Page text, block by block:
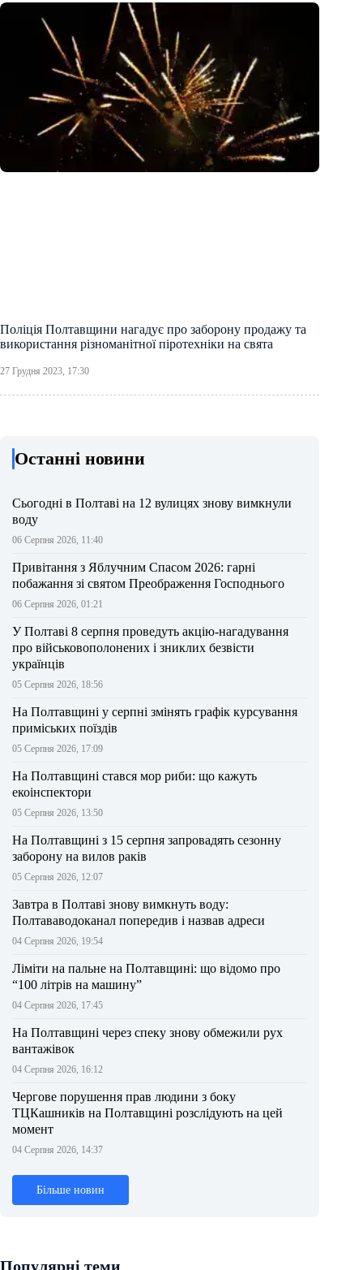
Поліція Полтавщини нагадує про заборону продажу та
використання різноманітної піротехніки на свята
27 Грудня 2023, 17:30
Останні новини
Сьогодні в Полтаві на 12 вулицях знову вимкнули
воду
06 Серпня 2026, 11:40
Привітання з Яблучним Спасом 2026: гарні
побажання зі святом Преображення Господнього
06 Серпня 2026, 01:21
У Полтаві 8 серпня проведуть акцію-нагадування
про військовополонених і зниклих безвісти
українців
05 Серпня 2026, 18:56
На Полтавщині у серпні змінять графік курсування
приміських поїздів
05 Серпня 2026, 17:09
На Полтавщині стався мор риби: що кажуть
екоінспектори
05 Серпня 2026, 13:50
На Полтавщині з 15 серпня запровадять сезонну
заборону на вилов раків
05 Серпня 2026, 12:07
Завтра в Полтаві знову вимкнуть воду:
Полтававодоканал попередив і назвав адреси
04 Серпня 2026, 19:54
Ліміти на пальне на Полтавщині: що відомо про
“100 літрів на машину”
04 Серпня 2026, 17:45
На Полтавщині через спеку знову обмежили рух
вантажівок
04 Серпня 2026, 16:12
Чергове порушення прав людини з боку
ТЦКашників на Полтавщині розслідують на цей
момент
04 Серпня 2026, 14:37
Більше новин
Популярні теми